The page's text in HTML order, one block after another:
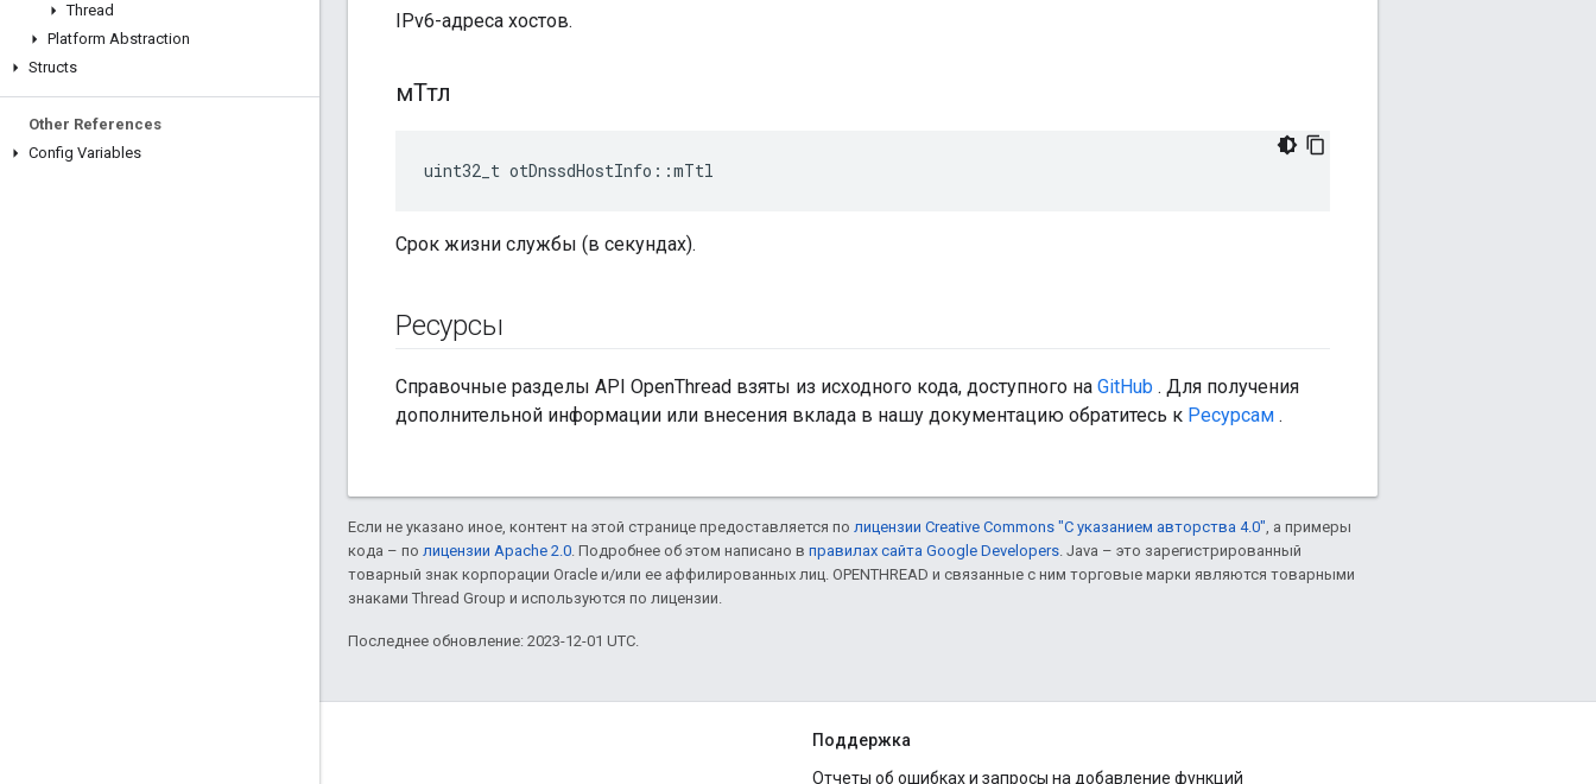
Thread
Platform Abstraction
Structs
Other References
Config Variables
IPv6-адреса хостов.
мТтл
uint32_t otDnssdHostInfo ::mTtl
Срок жизни службы (в секундах).
Ресурсы
Справочные разделы API OpenThread взяты из исходного кода, доступного на GitHub . Для получения
дополнительной информации или внесения вклада в нашу документацию обратитесь к Ресурсам .
Если не указано иное, контент на этой странице предоставляется по лицензии Creative Commons "С указанием авторства 4.0", а примеры
кода – по лицензии Apache 2.0. Подробнее об этом написано в правилах сайта Google Developers. Java – это зарегистрированный
товарный знак корпорации Oracle и/или ее аффилированных лиц. OPENTHREAD и связанные с ним торговые марки являются товарными
знаками Thread Group и используются по лицензии.
Последнее обновление: 2023-12-01 UTC.
Поддержка
Отчеты об ошибках и запросы на добавление функций